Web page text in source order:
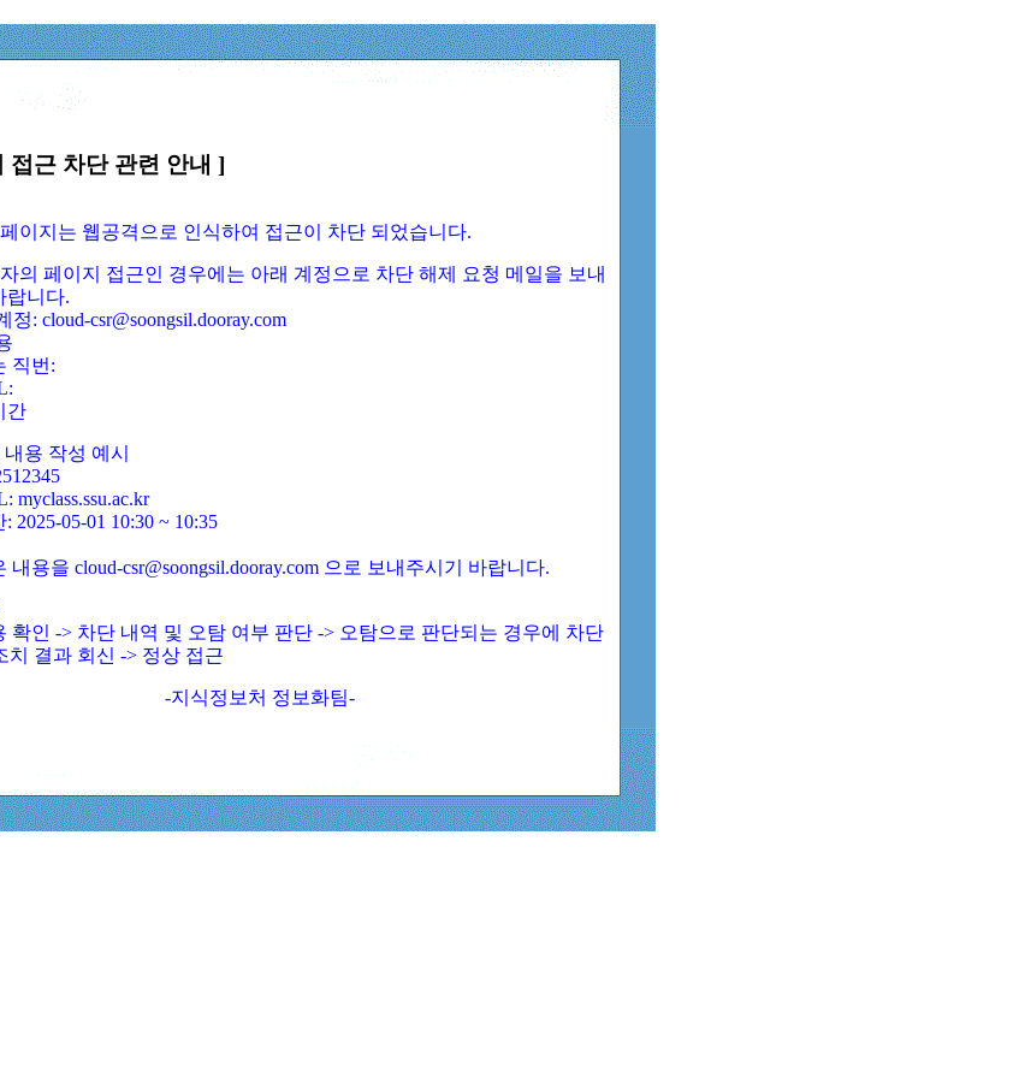
접근 차단 관련 안내 ]
이지는 웹공격으로 인식하여 접근이 차단 되었습니다.
의 페이지 접근인 경우에는 아래 계정으로 차단 해제 요청 메일을 보내
랍니다.
정: cloud-csr@soongsil.dooray.com
직번:
간
용 작성 예시
myclass.ssu.ac.kr
2025-05-01 10:30 ~ 10:35
내용을 cloud-csr@soongsil.dooray.com 으로 보내주시기 바랍니다.
확인 -> 차단 내역 및 오탐 여부 판단 -> 오탐으로 판단되는 경우에 차단
치 결과 회신 -> 정상 접근
-지식정보처 정보화팀-